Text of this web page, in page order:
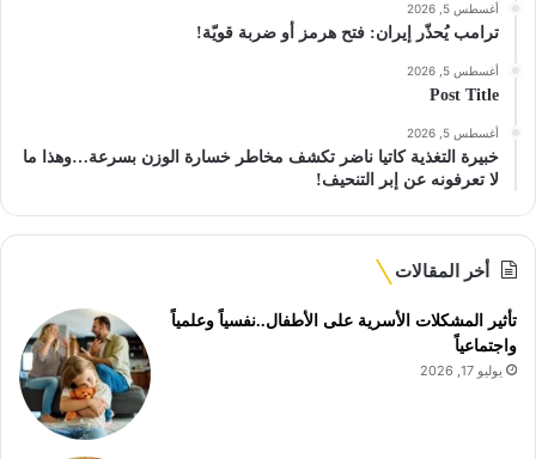
أغسطس 5, 2026
ترامب يُحذّر إيران: فتح هرمز أو ضربة قويّة!
أغسطس 5, 2026
Post Title
أغسطس 5, 2026
خبيرة التغذية كاتيا ناضر تكشف مخاطر خسارة الوزن بسرعة…وهذا ما
لا تعرفونه عن إبر التنحيف!
أخر المقالات
تأثير المشكلات الأسرية على الأطفال..نفسياً وعلمياً
واجتماعياً
يوليو 17, 2026